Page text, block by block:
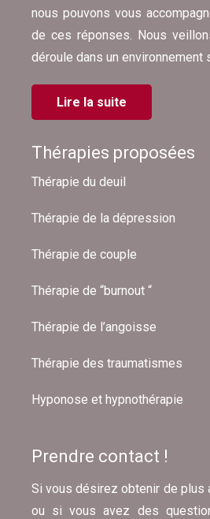
nous pouvons vous
de ces réponses. Nous
déroule dans un environnement
Lire la suite
Thérapies proposées
Thérapie du deuil
Thérapie de la dépression
Thérapie de couple
Thérapie de “burnout “
Thérapie de l’angoisse
Thérapie des traumatismes
Hyponose et hypnothérapie
Prendre contact !
Si vous désirez obtenir de plus
ou si vous avez des